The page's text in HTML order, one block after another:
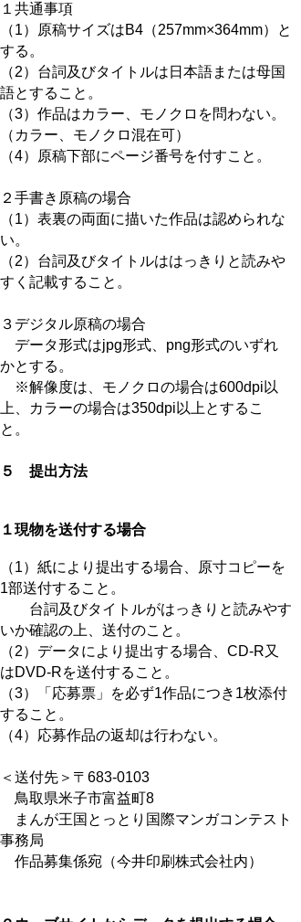
１共通事項
（1）原稿サイズはB4（257mm×364mm）と
する。
（2）台詞及びタイトルは日本語または母国
語とすること。
（3）作品はカラー、モノクロを問わない。
（カラー、モノクロ混在可）
（4）原稿下部にページ番号を付すこと。
２手書き原稿の場合
（1）表裏の両面に描いた作品は認められな
い。
（2）台詞及びタイトルははっきりと読みや
すく記載すること。
３デジタル原稿の場合
データ形式はjpg形式、png形式のいずれ
かとする。
※解像度は、モノクロの場合は600dpi以
上、カラーの場合は350dpi以上とするこ
と。
５ 提出方法
１現物を送付する場合
（1）紙により提出する場合、原寸コピーを
1部送付すること。
台詞及びタイトルがはっきりと読みやす
いか確認の上、送付のこと。
（2）データにより提出する場合、CD-R又
はDVD-Rを送付すること。
（3）「応募票」を必ず1作品につき1枚添付
すること。
（4）応募作品の返却は行わない。
＜送付先＞〒683-0103
鳥取県米子市富益町8
まんが王国とっとり国際マンガコンテスト
事務局
作品募集係宛（今井印刷株式会社内）